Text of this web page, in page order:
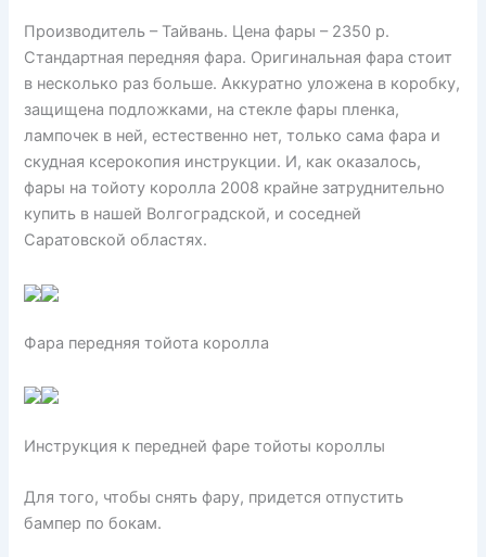
Производитель – Тайвань. Цена фары – 2350 р.
Стандартная передняя фара. Оригинальная фара стоит
в несколько раз больше. Аккуратно уложена в коробку,
защищена подложками, на стекле фары пленка,
лампочек в ней, естественно нет, только сама фара и
скудная ксерокопия инструкции. И, как оказалось,
фары на тойоту королла 2008 крайне затруднительно
купить в нашей Волгоградской, и соседней
Саратовской областях.
Фара передняя тойота королла
Инструкция к передней фаре тойоты короллы
Для того, чтобы снять фару, придется отпустить
бампер по бокам.